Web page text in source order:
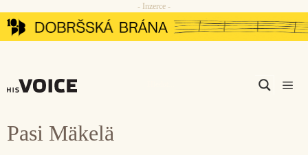
Přeskočit
na
- Inzerce -
Pasi Mäkelä